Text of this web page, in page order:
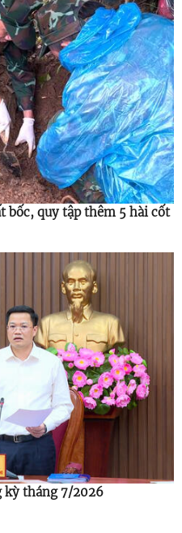
bốc, quy tập thêm 5 hài cốt
kỳ tháng 7/2026